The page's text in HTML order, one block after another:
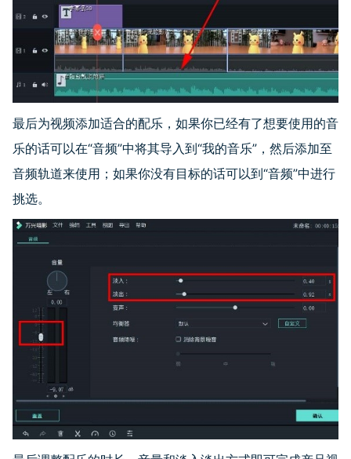
最后为视频添加适合的配乐，如果你已经有了想要使用的音
乐的话可以在“音频”中将其导入到“我的音乐”，然后添加至
音频轨道来使用；如果你没有目标的话可以到“音频”中进行
挑选。